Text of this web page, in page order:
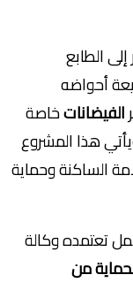
الطابع
أحواضه
الفيضاناتخاصة
هذا المشروع
الساكنة وحماية
تعتمده وكالة
من